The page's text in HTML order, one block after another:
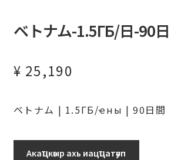
ベトナム-1.5ГБ/日-90日
¥ 25,190
ベトナム | 1.5ГБ/ҽны | 90日間
Акаҵкәыр ахь иацҵатәуп